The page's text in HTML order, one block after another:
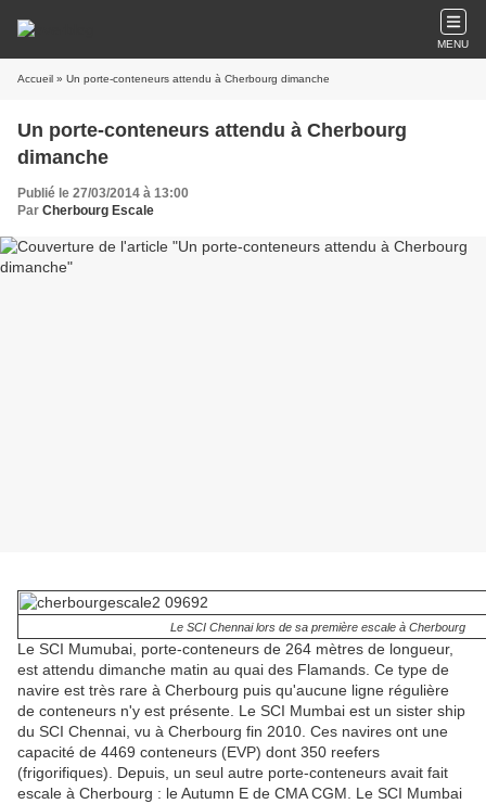
MENU
Accueil » Un porte-conteneurs attendu à Cherbourg dimanche
Un porte-conteneurs attendu à Cherbourg
dimanche
Publié le 27/03/2014 à 13:00
Par Cherbourg Escale
Le SCI Chennai lors de sa première escale à Cherbourg
Le SCI Mumubai, porte-conteneurs de 264 mètres de longueur,
est attendu dimanche matin au quai des Flamands. Ce type de
navire est très rare à Cherbourg puis qu'aucune ligne régulière
de conteneurs n'y est présente. Le SCI Mumbai est un sister ship
du SCI Chennai, vu à Cherbourg fin 2010. Ces navires ont une
capacité de 4469 conteneurs (EVP) dont 350 reefers
(frigorifiques). Depuis, un seul autre porte-conteneurs avait fait
escale à Cherbourg : le Autumn E de CMA CGM. Le SCI Mumbai